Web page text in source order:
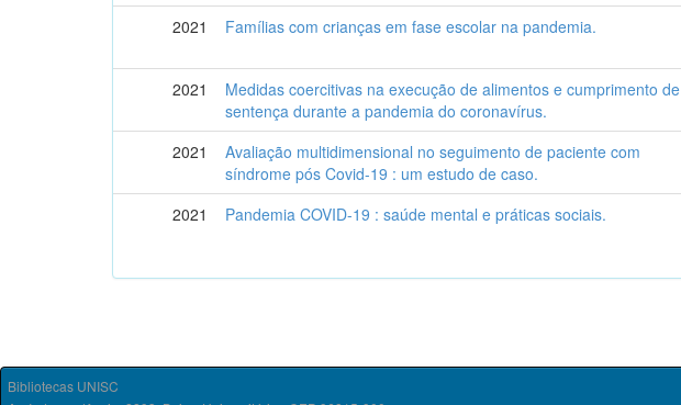
2021
Famílias com crianças em fase escolar na pandemia.
2021
Medidas coercitivas na execução de alimentos e cumprimento de
sentença durante a pandemia do coronavírus.
2021
Avaliação multidimensional no seguimento de paciente com
síndrome pós Covid-19 : um estudo de caso.
2021
Pandemia COVID-19 : saúde mental e práticas sociais.
Bibliotecas UNISC